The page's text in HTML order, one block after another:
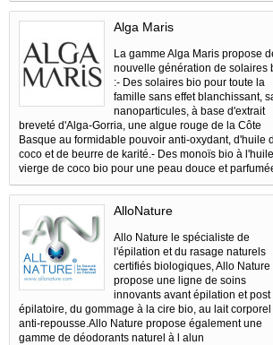
Alga Maris
La gamme Alga Maris propose
nouvelle génération de solaires
:- Des solaires bio pour toute la
famille sans effet blanchissant,
nanoparticules, à base d'extrait
breveté d'Alga-Gorria, une algue rouge de la Côte
Basque au formidable pouvoir anti-oxydant, d'huile
coco et de beurre de karité.- Des monoïs bio à l'huile
vierge de coco bio pour une peau douce et
AlloNature
Allo Nature le spécialiste de
l'épilation et du rasage naturels
certifiés biologiques, Allo Nature
propose une ligne de soins
innovants avant épilation et post
épilatoire, du gommage à la cire bio, au lait corporel
anti-repousse.Allo Nature propose également une
gamme de déodorants naturel à l alun